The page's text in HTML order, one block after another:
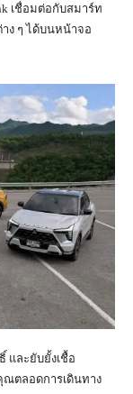
เชื่อมต่อกับสมาร์ท
ง ๆ ได้บนหน้าจอ
และยับยั้งเชื้อ
ณตลอดการเดินทาง